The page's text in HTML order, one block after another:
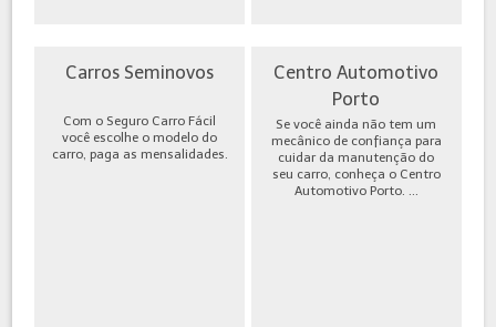
Carros Seminovos
Com o Seguro Carro Fácil
você escolhe o modelo do
carro, paga as mensalidades.
Centro Automotivo
Porto
Se você ainda não tem um
mecânico de confiança para
cuidar da manutenção do
seu carro, conheça o Centro
Automotivo Porto. ...